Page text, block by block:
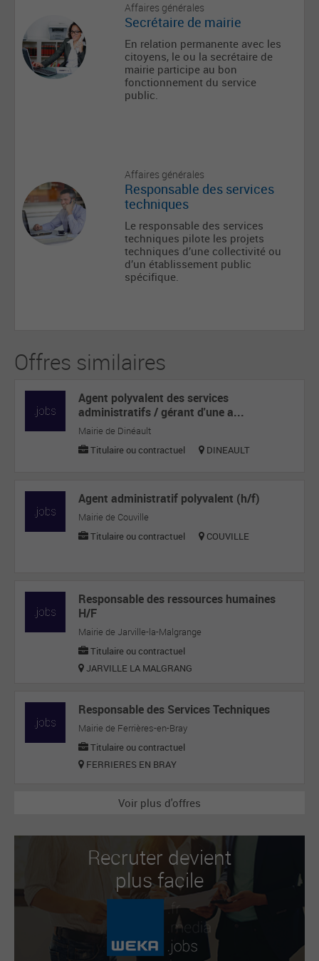
Affaires générales
Secrétaire de mairie
En relation permanente avec les
citoyens, le ou la secrétaire de
mairie participe au bon
fonctionnement du service
public.
Affaires générales
Responsable des services
techniques
Le responsable des services
techniques pilote les projets
techniques d’une collectivité ou
d’un établissement public
spécifique.
Offres similaires
Agent polyvalent des services
administratifs / gérant d'une a...
Mairie de Dinéault
Titulaire ou contractuel
DINEAULT
Agent administratif polyvalent (h/f)
Mairie de Couville
Titulaire ou contractuel
COUVILLE
Responsable des ressources humaines
H/F
Mairie de Jarville-la-Malgrange
Titulaire ou contractuel
JARVILLE LA MALGRANG
Responsable des Services Techniques
Mairie de Ferrières-en-Bray
Titulaire ou contractuel
FERRIERES EN BRAY
Voir plus d'offres
Recruter devient
plus facile